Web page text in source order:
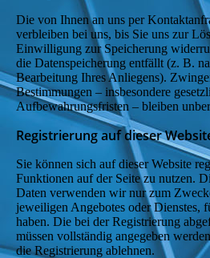
Die von Ihnen an uns per
verbleiben bei uns, bis Sie uns zur
Einwilligung zur Speicherung
die Datenspeicherung entfällt (z. B.
Bearbeitung Ihres Anliegens).
Bestimmungen – insbesondere
Aufbewahrungsfristen – bleiben
Registrierung auf dieser
Sie können sich auf dieser Website
Funktionen auf der Seite zu nutzen.
Daten verwenden wir nur zum
jeweiligen Angebotes oder Dienstes,
haben. Die bei der Registrierung
müssen vollständig angegeben
die Registrierung ablehnen.